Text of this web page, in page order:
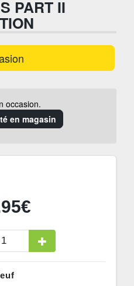
PART II
occasion.
en magasin